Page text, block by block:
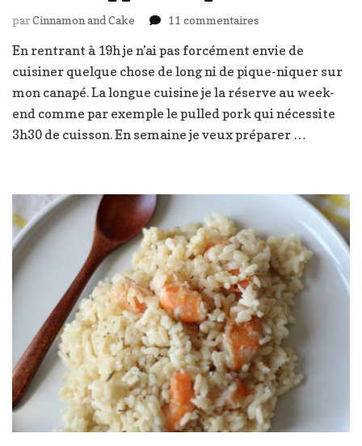
parCinnamon and Cake 11 commentairessur
de
polenta
cerise,
coppa
En rentrant à 19h je n’ai pas forcément envie de
cuisiner quelque chose de long ni de pique-niquer sur
mon canapé. La longue cuisine je la réserve au week-
end comme par exemple le pulled pork qui nécessite
3h30 de cuisson. En semaine je veux préparer …